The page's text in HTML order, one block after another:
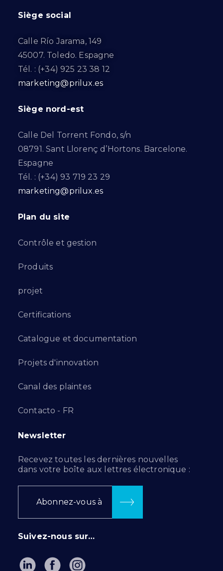
Siège social
Calle Río Jarama, 149
45007. Toledo. Espagne
Tél. : (+34) 925 23 38 12
marketing@prilux.es
Siège nord-est
Calle Del Torrent Fondo, s/n
08791. Sant Llorenç d’Hortons. Barcelone.
Espagne
Tél. : (+34) 93 719 23 29
marketing@prilux.es
Plan du site
Contrôle et gestion
Produits
projet
Certifications
Catalogue et documentation
Projets d'innovation
Canal des plaintes
Contacto - FR
Newsletter
Recevez toutes les dernières nouvelles
dans votre boîte aux lettres électronique :
Abonnez-vous à
Suivez-nous sur…